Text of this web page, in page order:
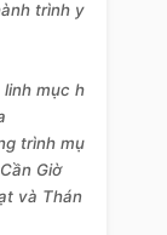
trình y
mục h
trình mụ
Giờ
và Thán